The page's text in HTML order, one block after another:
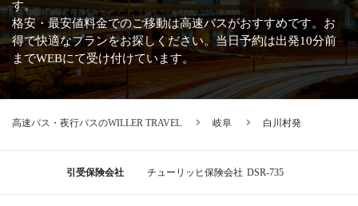
す。
格安・最安値料金でのご移動は高速バスがおすすめです。お
得で快適なプランをお探しください。当日予約は出発10分前
までWEBにて受け付けています。
高速バス・夜行バスのWILLER TRAVEL 岐阜 白川村発
引受保険会社 チューリッヒ保険会社 DSR-735